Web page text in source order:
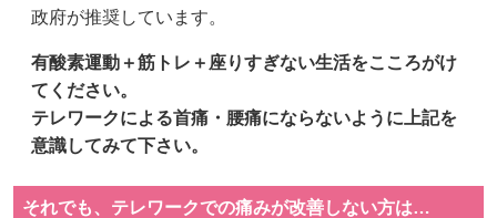
政府が推奨しています。
有酸素運動＋筋トレ＋座りすぎない生活をこころがけ
てください。
テレワークによる首痛・腰痛にならないように上記を
意識してみて下さい。
それでも、テレワークでの痛みが改善しない方は…